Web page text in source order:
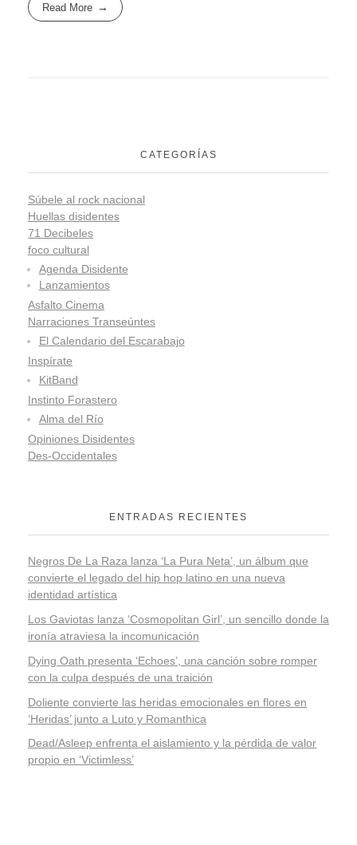
Read More
CATEGORÍAS
Súbele al rock nacional
Huellas disidentes
71 Decibeles
foco cultural
Agenda Disidente
Lanzamientos
Asfalto Cinema
Narraciones Transeúntes
El Calendario del Escarabajo
Inspírate
KitBand
Instinto Forastero
Alma del Río
Opiniones Disidentes
Des-Occidentales
ENTRADAS RECIENTES
Negros De La Raza lanza ‘La Pura Neta’, un álbum que
convierte el legado del hip hop latino en una nueva
identidad artística
Los Gaviotas lanza ‘Cosmopolitan Girl’, un sencillo donde la
ironía atraviesa la incomunicación
Dying Oath presenta ‘Echoes’, una canción sobre romper
con la culpa después de una traición
Doliente convierte las heridas emocionales en flores en
‘Heridas’ junto a Luto y Romanthica
Dead/Asleep enfrenta el aislamiento y la pérdida de valor
propio en ‘Victimless’